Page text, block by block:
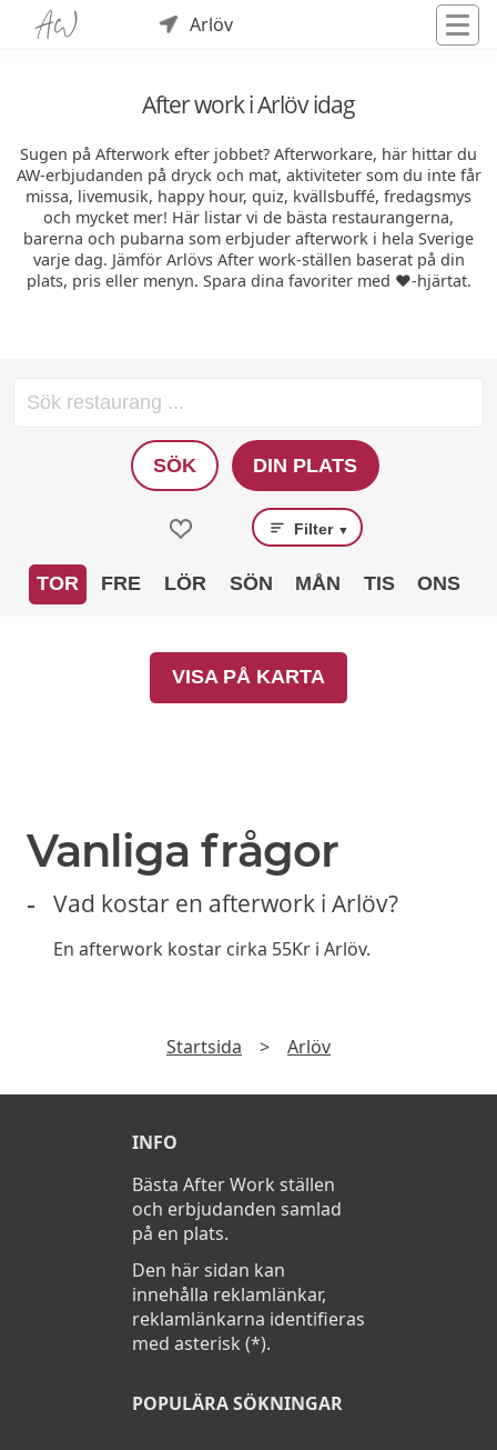
Arlöv
After work i Arlöv idag
Sugen på Afterwork efter jobbet? Afterworkare, här hittar du
AW-erbjudanden på dryck och mat, aktiviteter som du inte får
missa, livemusik, happy hour, quiz, kvällsbuffé, fredagsmys
och mycket mer! Här listar vi de bästa restaurangerna,
barerna och pubarna som erbjuder afterwork i hela Sverige
varje dag. Jämför Arlövs After work-ställen baserat på din
plats, pris eller menyn. Spara dina favoriter med ❤️-hjärtat.
SÖK DIN PLATS
Filter ▼
TOR FRE LÖR SÖN MÅN TIS ONS
VISA PÅ KARTA
Vanliga frågor
Vad kostar en afterwork i Arlöv?
En afterwork kostar cirka 55Kr i Arlöv.
Startsida > Arlöv
INFO
Bästa After Work ställen
och erbjudanden samlad
på en plats.
Den här sidan kan
innehålla reklamlänkar,
reklamlänkarna identifieras
med asterisk (*).
POPULÄRA SÖKNINGAR